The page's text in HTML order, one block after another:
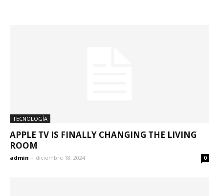
TECNOLOGÍA
APPLE TV IS FINALLY CHANGING THE LIVING
ROOM
admin - diciembre 18, 2024 0